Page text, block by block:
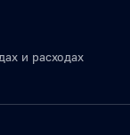
и расходах